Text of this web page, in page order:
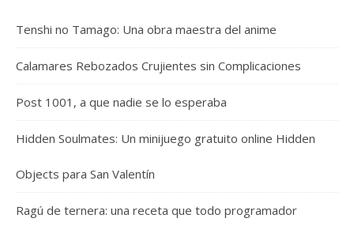
Tenshi no Tamago: Una obra maestra del anime
Calamares Rebozados Crujientes sin Complicaciones
Post 1001, a que nadie se lo esperaba
Hidden Soulmates: Un minijuego gratuito online Hidden
Objects para San Valentín
Ragú de ternera: una receta que todo programador